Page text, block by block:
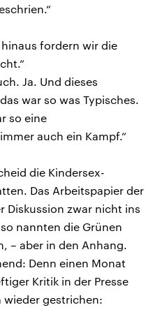
fordern wir die
Ja. Und dieses
war so was Typisches.
so eine
auch ein Kampf.“
die Kindersex-
Das Arbeitspapier der
Diskussion zwar nicht ins
nannten die Grünen
– aber in den Anhang.
Denn einen Monat
Kritik in der Presse
gestrichen: